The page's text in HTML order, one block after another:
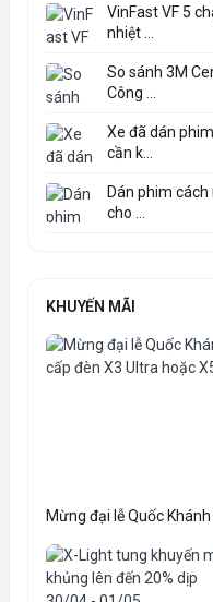
VinFast VF 5
nhiệt ...
So sánh 3M
Công ...
Xe đã dán
cần k...
Dán phim
cho ...
KHUYẾN MÃI
Mừng đại lễ Quốc